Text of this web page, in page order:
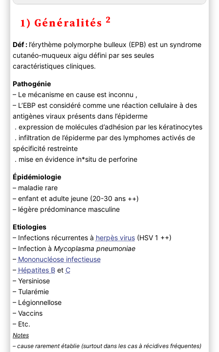
2) Diagnostic
Anamnèse
Examen physique
B ) Paraclinique
C ) Diagnostic différentiel
3) Evolution
A) Histoire naturelle
B) Complications
4) PEC
A ) Bilan initial
B ) Traitement
1) Généralités 2
Déf : l’érythème polymorphe bulleux (EPB) est un syndrome
cutanéo-muqueux aigu défini par ses seules
caractéristiques cliniques.
Pathogénie
– Le mécanisme en cause est inconnu ,
– L’EBP est considéré comme une réaction cellulaire à des
antigènes viraux présents dans l’épiderme
. expression de molécules d’adhésion par les kératinocytes
. infiltration de l’épiderme par des lymphomes activés de
spécificité restreinte
. mise en évidence in*situ de perforine
Épidémiologie
– maladie rare
– enfant et adulte jeune (20-30 ans ++)
– légère prédominance masculine
Etiologies
– Infections récurrentes à herpès virus(HSV 1 ++)
– Infection à Mycoplasma pneumoniae
– Mononucléose infectieuse
– Hépatites Bet C
– Yersiniose
– Tularémie
– Légionnellose
– Vaccins
– Etc.
Notes
– cause rarement établie (surtout dans les cas à récidives fréquentes)